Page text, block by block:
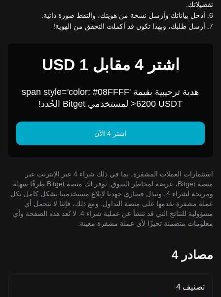
تفضيلاتك.
6 أدخل بياناتك وأرسل نسخة من هويتك، والتقط صورة ذاتية.
7 أرسل طلبك، وبهذا تكون قد أكملت التحقق من الهوية!
اشترِ 4 مقابل 1 USD
هدية ترحيبية بقيمة span style='color: #08FFFF'
>6200 USDT لمستخدمي Bitget الجُدد!
اشتر 4 الآن
استثمارات العملات المشفرة، بما في ذلك شراء 4 عبر الإنترنت عبر
منصة Bitget، عرضة لمخاطر السوق. توفر لك منصة Bitget طرقًا سهلة
ومريحة لشراء 4، ونبذل قصارى جهدنا لإبلاغ مستخدمينا بشكل كامل بكل
عملة مشفرة نقدمها على منصة التداول. ومع ذلك، فإننا لا نتحمل أي
مسؤولية للنتائج التي قد تنشأ عن عملية شراء 4. لا تُعد هذه الصفحة وأي
معلومات متضمنة تحيزًا لأي عملة مشفرة معينة.
مصادر 4
تصنيف 4